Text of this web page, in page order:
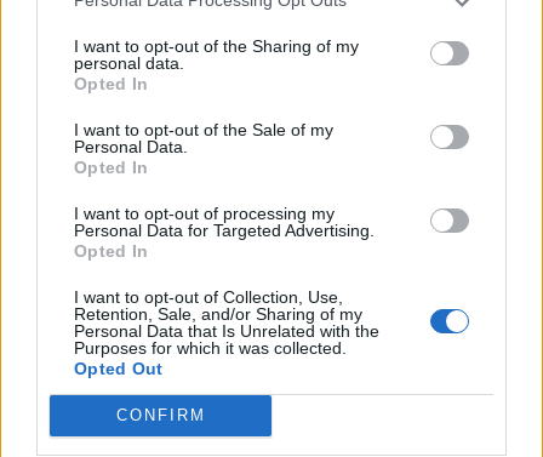
I want to opt-out of the Sharing of my
personal data.
Opted In
I want to opt-out of the Sale of my
Personal Data.
Opted In
I want to opt-out of processing my
Personal Data for Targeted Advertising.
Opted In
I want to opt-out of Collection, Use,
Retention, Sale, and/or Sharing of my
Personal Data that Is Unrelated with the
Purposes for which it was collected.
Opted Out
CONFIRM
AZIENDE E MERCATI
Davide Sechi
Dal lusso circolare all’intelligenza artificiale: come
Lenush Saf costruisce un ecosistema tra creatività,
impresa e musica